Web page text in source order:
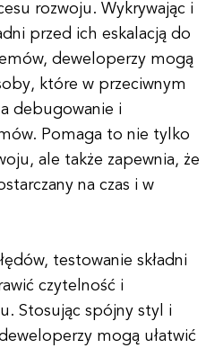
rozwoju. Wykrywając i
przed ich eskalacją do
deweloperzy mogą
które w przeciwnym
debugowanie i
Pomaga to nie tylko
ale także zapewnia, że
na czas i w
testowanie składni
czytelność i
Stosując spójny styl i
mogą ułatwić